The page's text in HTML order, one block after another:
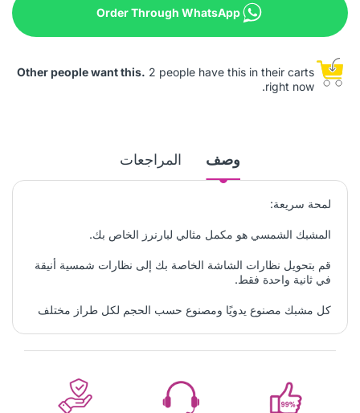
Order Through WhatsApp
Other people want this. 2 people have this in their carts
right now.
وصف المراجعات
لمحة سريعة:
المشبك الشمسي هو مكمل مثالي لبارنرز الخاص بك.
قم بتحويل نظارات الشاشة الخاصة بك إلى نظارات شمسية أنيقة
في ثانية واحدة فقط.
كل مشبك مصنوع يدويًا ومصنوع حسب الحجم لكل طراز مختلف